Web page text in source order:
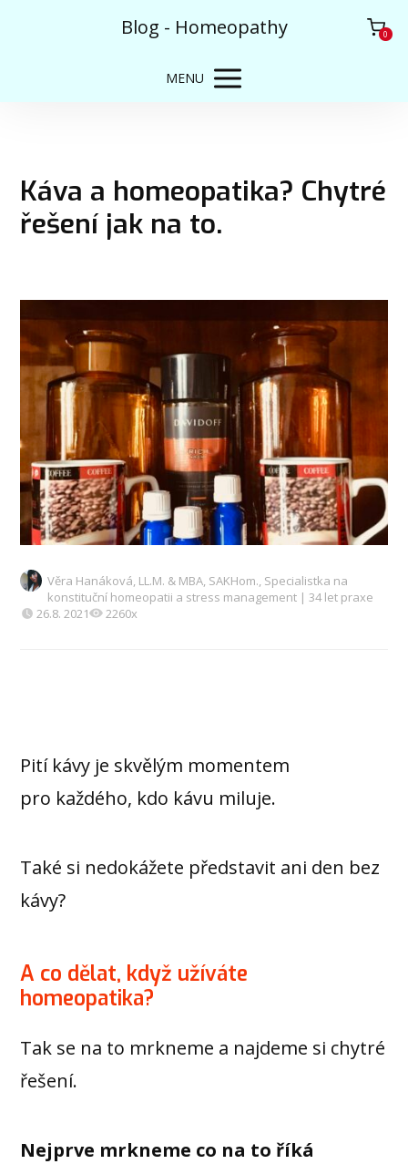
Blog - Homeopathy 0
MENU
Káva a homeopatika? Chytré
řešení jak na to.
Věra Hanáková, LL.M. & MBA, SAKHom., Specialistka na
konstituční homeopatii a stress management | 34 let praxe
26.8. 2021
2260x
Pití kávy je skvělým momentem
pro každého, kdo kávu miluje.
Také si nedokážete představit ani den bez
kávy?
A co dělat, když užíváte
homeopatika?
Tak se na to mrkneme a najdeme si chytré
řešení.
Nejprve mrkneme co na to říká